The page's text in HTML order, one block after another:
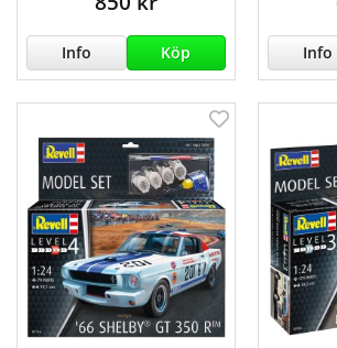
Info Köp Info